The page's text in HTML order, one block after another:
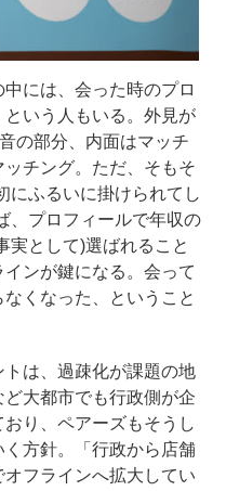
中には、会った時のプロ
いう人もいる。外見が
の部分、内面はマッチ
チング。ただ、そもそ
にふるいに掛けられてし
、プロフィールで年収の
実として)選ばれること
ンが鍵になる。会って
くなった、ということ
は、過疎化が課題の地
大都市でも行政側が企
り、ペアーズもそうし
方針。「行政から店舗
フラインへ拡大してい